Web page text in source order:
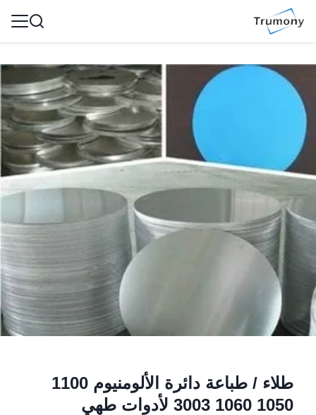
طلاء / طباعة دائرة الألومنيوم 1100
1050 1060 3003 لأدوات طهي